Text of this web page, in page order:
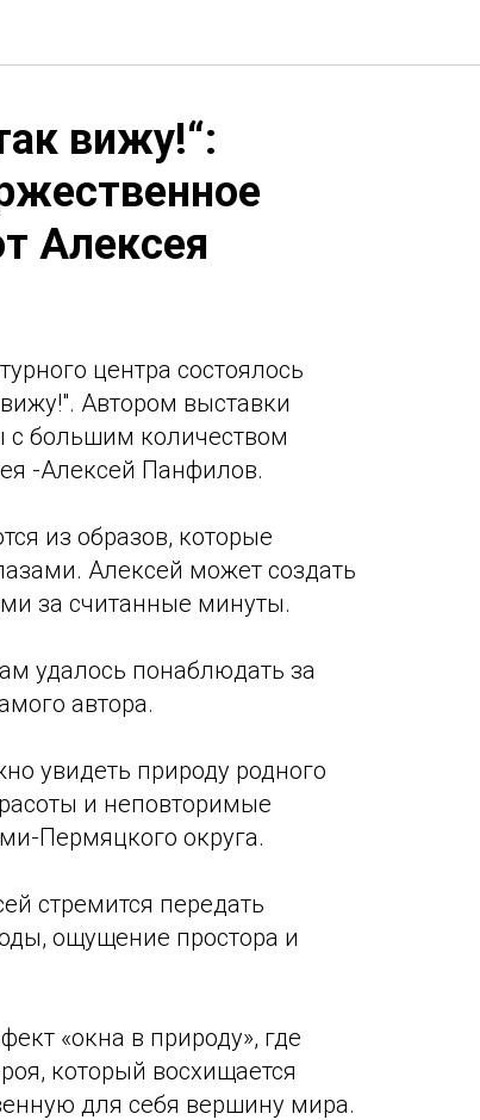
вижу!“:
Алексея
центра состоялось
Автором выставки
с большим количеством
-Алексей Панфилов.
из образов, которые
Алексей может создать
за считанные минуты.
удалось понаблюдать за
автора.
увидеть природу родного
и неповторимые
Пермяцкого округа.
стремится передать
ощущение простора и
«окна в природу», где
который восхищается
для себя вершину мира.